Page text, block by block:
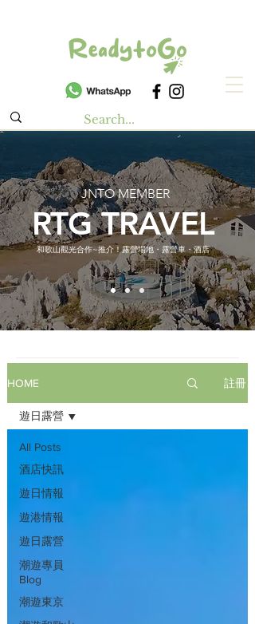
JNTO MEMBER
RTG TRAVEL
和歌山觀光合作~推介！露營場地・露營車・酒店
HOME 註冊
All Posts
酒店快訊
遊日情報
遊港情報
遊日露營
潮遊專員
Blog
潮遊東京
遊日露營